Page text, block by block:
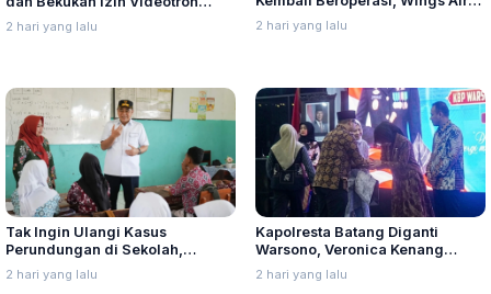
Gegara Tebang Pohon untuk
Tingkatkan Visibilitas
2 hari yang lalu
Buka Rute Penerbangan
Bandung-Palembang
2 hari yang lalu
Tak Ingin Ulangi Kasus
Perundungan di Sekolah,
Nurkholes Minta Perkuat
Pengawasan Murid
2 hari yang lalu
Kapolresta Batang Diganti
Warsono, Veronica Kenang
Kedatangannya Disambut Banjir
2 hari yang lalu